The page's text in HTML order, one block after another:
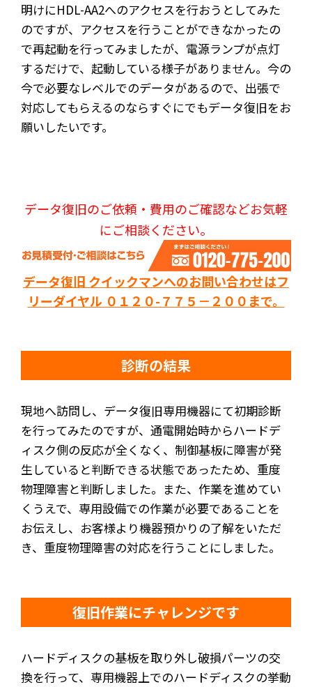
明けにHDL-AA2へのアクセスを行おうとしてみた
のですが、アクセスを行うことができなかったの
で再起動を行ってみましたが、電源ランプが点灯
するだけで、起動している様子がありません。今の
今で必要なレベルでのデータがあるので、出張で
対応してもらえるのならすぐにでもデータ復旧をお
願いしたいです。
データ復旧のご依頼・費用のご確認などお気軽
にご相談ください。
データ復旧 クイックマンへのお問い合わせはフ
リーダイヤル ０１２０-７７５－２００まで。
診断の結果
現地へ訪問し、データ復旧専用機器にて初期診断
を行ってみたのですが、通電開始時からハードデ
ィスク側の反応が全くなく、制御基板に障害が発
生していると判断できる状態であったため、重度
物理障害と判断しました。また、作業を進めてい
くうえで、専用設備での作業が必要であることを
お伝えし、お客様より機器預かりの了解をいただ
き、重度物理障害の対応を行うことにしました。
復旧作業にチャレンジです
ハードディスクの基板を取り外し破損パーツの交
換を行って、専用機器上でのハードディスクの挙動